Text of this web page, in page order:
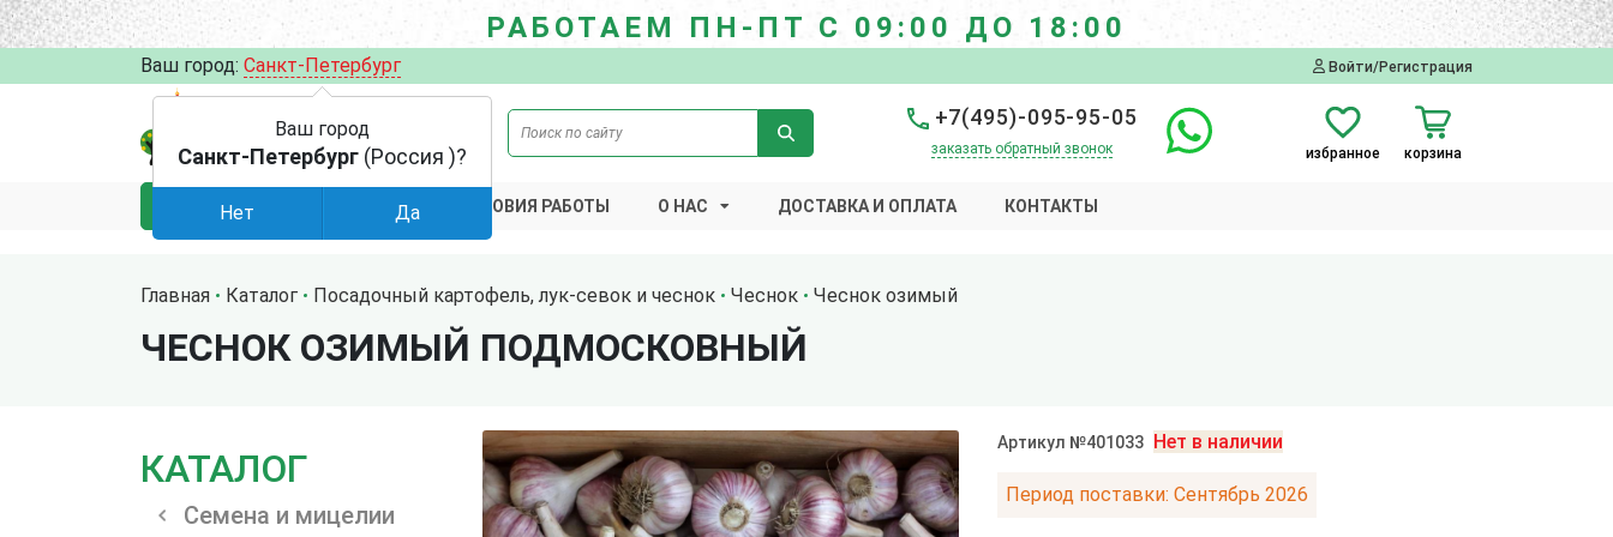
РАБОТАЕМ ПН-ПТ С 09:00 ДО 18:00
Ваш город: Санкт-Петербург Войти/Регистрация
+7(495)-095-95-05
заказать обратный звонок избранное корзина
КАТАЛОГ АКЦИИ УСЛОВИЯ РАБОТЫ О НАС ДОСТАВКА И ОПЛАТА КОНТАКТЫ
Главная Каталог Посадочный картофель, лук-севок и чеснок Чеснок Чеснок озимый
ЧЕСНОК ОЗИМЫЙ ПОДМОСКОВНЫЙ
КАТАЛОГ
Семена и мицелии
Артикул №401033 Нет в наличии
Период поставки: Сентябрь 2026
Ваш город
Санкт-Петербург (Россия )?
Нет Да